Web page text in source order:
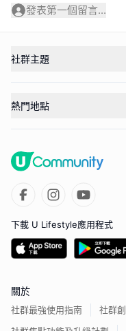
發表第一個留言...
社群主題
熱門地點
下載 U Lifestyle應用程式
關於
社群最強使用指南
社群